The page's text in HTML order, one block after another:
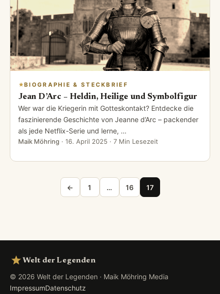
BIOGRAPHIE & STECKBRIEF
Jean D’Arc – Heldin, Heilige und Symbolfigur
Wer war die Kriegerin mit Gotteskontakt? Entdecke die
faszinierende Geschichte von Jeanne d’Arc – packender
als jede Netflix-Serie und lerne, …
Maik Möhring · 16. April 2025 · 7 Min Lesezeit
Seitennummerierung der Beiträge
← 1 … 16 17
Welt der Legenden
© 2026 Welt der Legenden · Maik Möhring Media
ImpressumDatenschutz